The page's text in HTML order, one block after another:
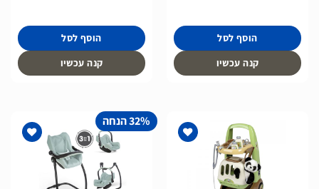
הוסף לסל
קנה עכשיו
הוסף לסל
קנה עכשיו
32% הנחה